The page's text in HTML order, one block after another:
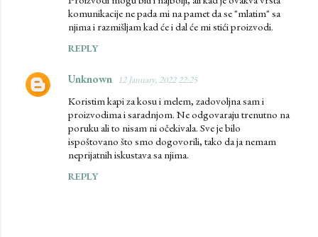
komunikacije ne pada mi na pamet da se "mlatim" sa
njima i razmišljam kad će i dal će mi stići proizvodi.
REPLY
Unknown 12 January, 2022 22:25
Koristim kapi za kosu i melem, zadovoljna sam i
proizvodima i saradnjom. Ne odgovaraju trenutno na
poruku ali to nisam ni očekivala. Sve je bilo
ispoštovano što smo dogovorili, tako da ja nemam
neprijatnih iskustava sa njima.
REPLY